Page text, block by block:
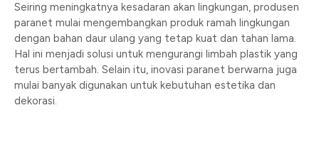
Seiring meningkatnya kesadaran akan lingkungan, produsen
paranet mulai mengembangkan produk ramah lingkungan
dengan bahan daur ulang yang tetap kuat dan tahan lama.
Hal ini menjadi solusi untuk mengurangi limbah plastik yang
terus bertambah. Selain itu, inovasi paranet berwarna juga
mulai banyak digunakan untuk kebutuhan estetika dan
dekorasi.